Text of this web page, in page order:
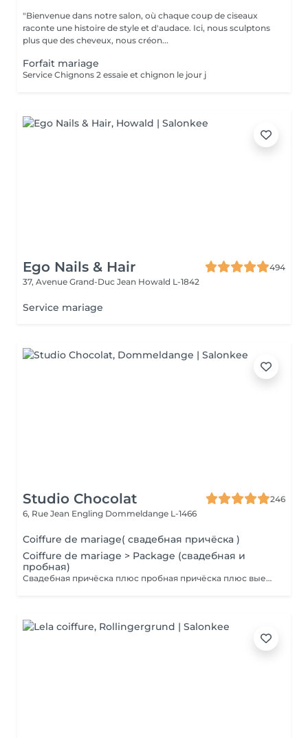
"Bienvenue dans notre salon, où chaque coup de ciseaux
raconte une histoire de style et d'audace. Ici, nous sculptons
plus que des cheveux, nous créon...
Forfait mariage
Service Chignons 2 essaie et chignon le jour j
Ego Nails & Hair
494
37, Avenue Grand-Duc Jean Howald L-1842
Service mariage
Studio Chocolat
246
6, Rue Jean Engling Dommeldange L-1466
Coiffure de mariage( свадебная причёска )
Coiffure de mariage > Package (свадебная и
пробная)
Свадебная причёска плюс пробная причёска плюс выезд на дом. Паркинг оплачивается отдельно.